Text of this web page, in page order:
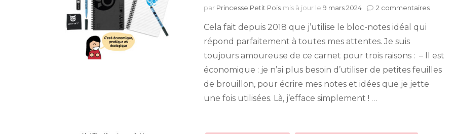
par Princesse Petit Pois mis à jour le 9 mars 2024 2 commentairessur
Cela fait depuis 2018 que j’utilise le bloc-notes idéal qui
répond parfaitement à toutes mes attentes. Je suis
toujours amoureuse de ce carnet pour trois raisons : – Il est
économique : je n’ai plus besoin d’utiliser de petites feuilles
de brouillon, pour écrire mes notes et idées que je jette
une fois utilisées. Là, j’efface simplement ! …